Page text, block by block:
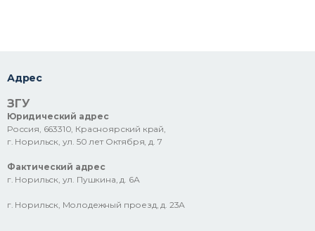
Адрес
ЗГУ
Юридический адрес
Россия, 663310, Красноярский край,
г. Норильск, ул. 50 лет Октября, д. 7
Фактический адрес
г. Норильск, ул. Пушкина, д. 6А
г. Норильск, Молодежный проезд, д. 23А